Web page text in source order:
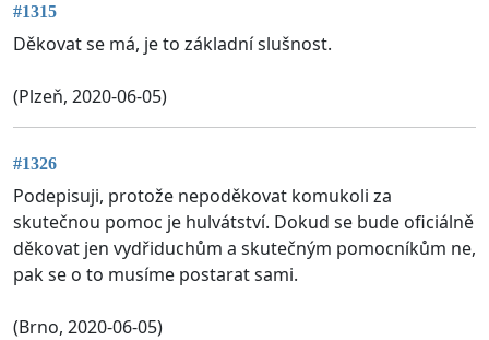
#1315
Děkovat se má, je to základní slušnost.
(Plzeň, 2020-06-05)
#1326
Podepisuji, protože nepoděkovat komukoli za
skutečnou pomoc je hulvátství. Dokud se bude oficiálně
děkovat jen vydřiduchům a skutečným pomocníkům ne,
pak se o to musíme postarat sami.
(Brno, 2020-06-05)